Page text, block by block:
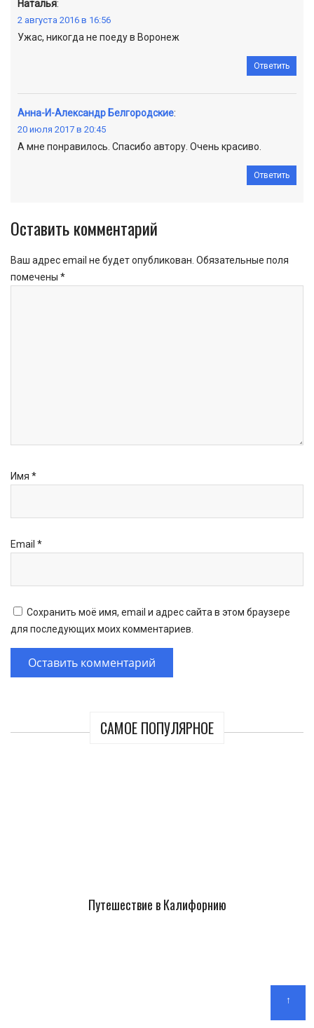
САМОЕ ПОПУЛЯРНОЕ
Путешествие в Калифорнию
Наталья:
2 августа 2016 в 16:56
Ужас, никогда не поеду в Воронеж
Ответить
Анна-И-Александр Белгородские:
20 июля 2017 в 20:45
А мне понравилось. Спасибо автору. Очень красиво.
Ответить
Оставить комментарий
Ваш адрес email не будет опубликован. Обязательные поля
помечены *
Имя *
Email *
Сохранить моё имя, email и адрес сайта в этом браузере
для последующих моих комментариев.
↑